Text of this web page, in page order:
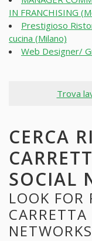
IN FRANCHISING
Prestigioso
cucina (Milano)
Web Designer/
Trova
CERCA
SOCIAL
LOOK FOR
NETWORKS